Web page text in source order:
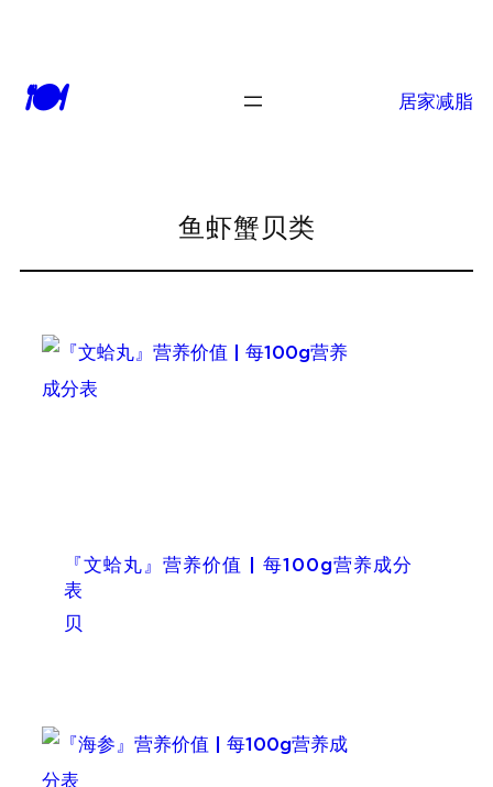
🍽 居家减脂
鱼虾蟹贝类
『文蛤丸』营养价值 | 每100g营养成分
表
贝